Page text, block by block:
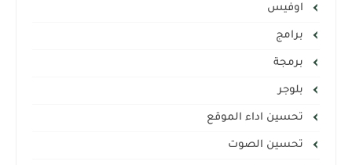
اوفيس
برامج
برمجة
بلوجر
تحسين اداء الموقع
تحسين الصوت